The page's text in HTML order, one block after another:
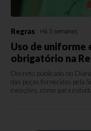
Regras Há 3 semanas
Uso de uniforme
obrigatório na
Decreto publicado no
das peças fornecidas pela
exceções, como para